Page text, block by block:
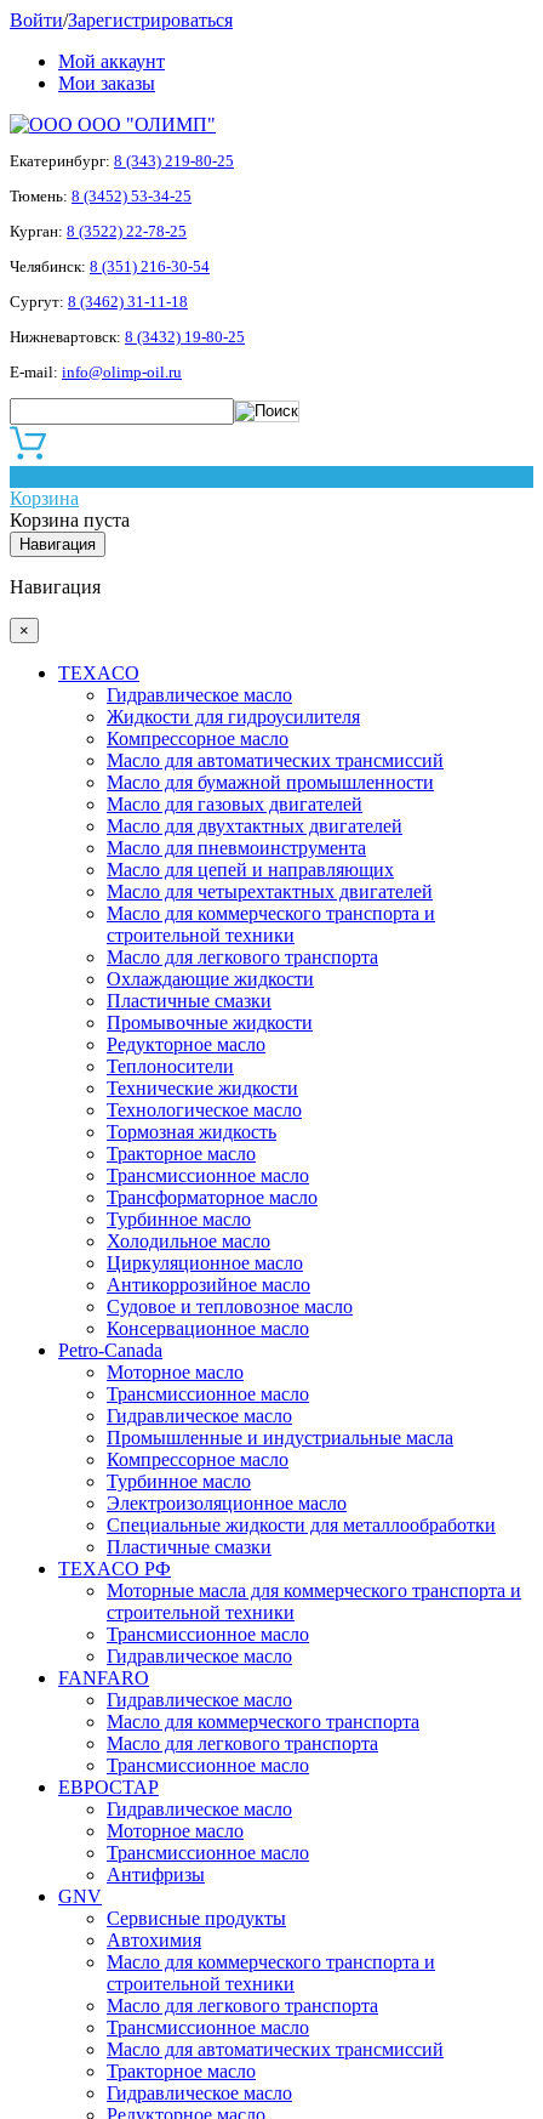
Войти/Зарегистрироваться
Мой аккаунт
Мои заказы
ООО "ОЛИМП"
Екатеринбург: 8 (343) 219-80-25
Тюмень: 8 (3452) 53-34-25
Курган: 8 (3522) 22-78-25
Челябинск: 8 (351) 216-30-54
Сургут: 8 (3462) 31-11-18
Нижневартовск: 8 (3432) 19-80-25
E-mail: info@olimp-oil.ru
Корзина
Корзина пуста
Навигация
Навигация
×
TEXACO
Гидравлическое масло
Жидкости для гидроусилителя
Компрессорное масло
Масло для автоматических трансмиссий
Масло для бумажной промышленности
Масло для газовых двигателей
Масло для двухтактных двигателей
Масло для пневмоинструмента
Масло для цепей и направляющих
Масло для четырехтактных двигателей
Масло для коммерческого транспорта и
строительной техники
Масло для легкового транспорта
Охлаждающие жидкости
Пластичные смазки
Промывочные жидкости
Редукторное масло
Теплоносители
Технические жидкости
Технологическое масло
Тормозная жидкость
Тракторное масло
Трансмиссионное масло
Трансформаторное масло
Турбинное масло
Холодильное масло
Циркуляционное масло
Антикоррозийное масло
Судовое и тепловозное масло
Консервационное масло
Petro-Canada
Моторное масло
Трансмиссионное масло
Гидравлическое масло
Промышленные и индустриальные масла
Компрессорное масло
Турбинное масло
Электроизоляционное масло
Специальные жидкости для металлообработки
Пластичные смазки
TEXACO РФ
Моторные масла для коммерческого транспорта и
строительной техники
Трансмиссионное масло
Гидравлическое масло
FANFARO
Гидравлическое масло
Масло для коммерческого транспорта
Масло для легкового транспорта
Трансмиссионное масло
ЕВРОСТАР
Гидравлическое масло
Моторное масло
Трансмиссионное масло
Антифризы
GNV
Сервисные продукты
Автохимия
Масло для коммерческого транспорта и
строительной техники
Масло для легкового транспорта
Трансмиссионное масло
Масло для автоматических трансмиссий
Тракторное масло
Гидравлическое масло
Редукторное масло